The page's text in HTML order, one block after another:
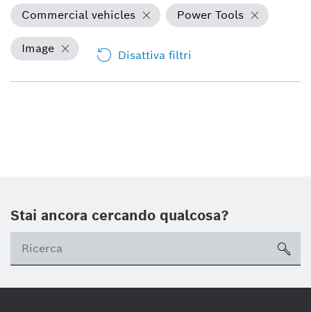
Commercial vehicles Power Tools
Image Disattiva filtri
Stai ancora cercando qualcosa?